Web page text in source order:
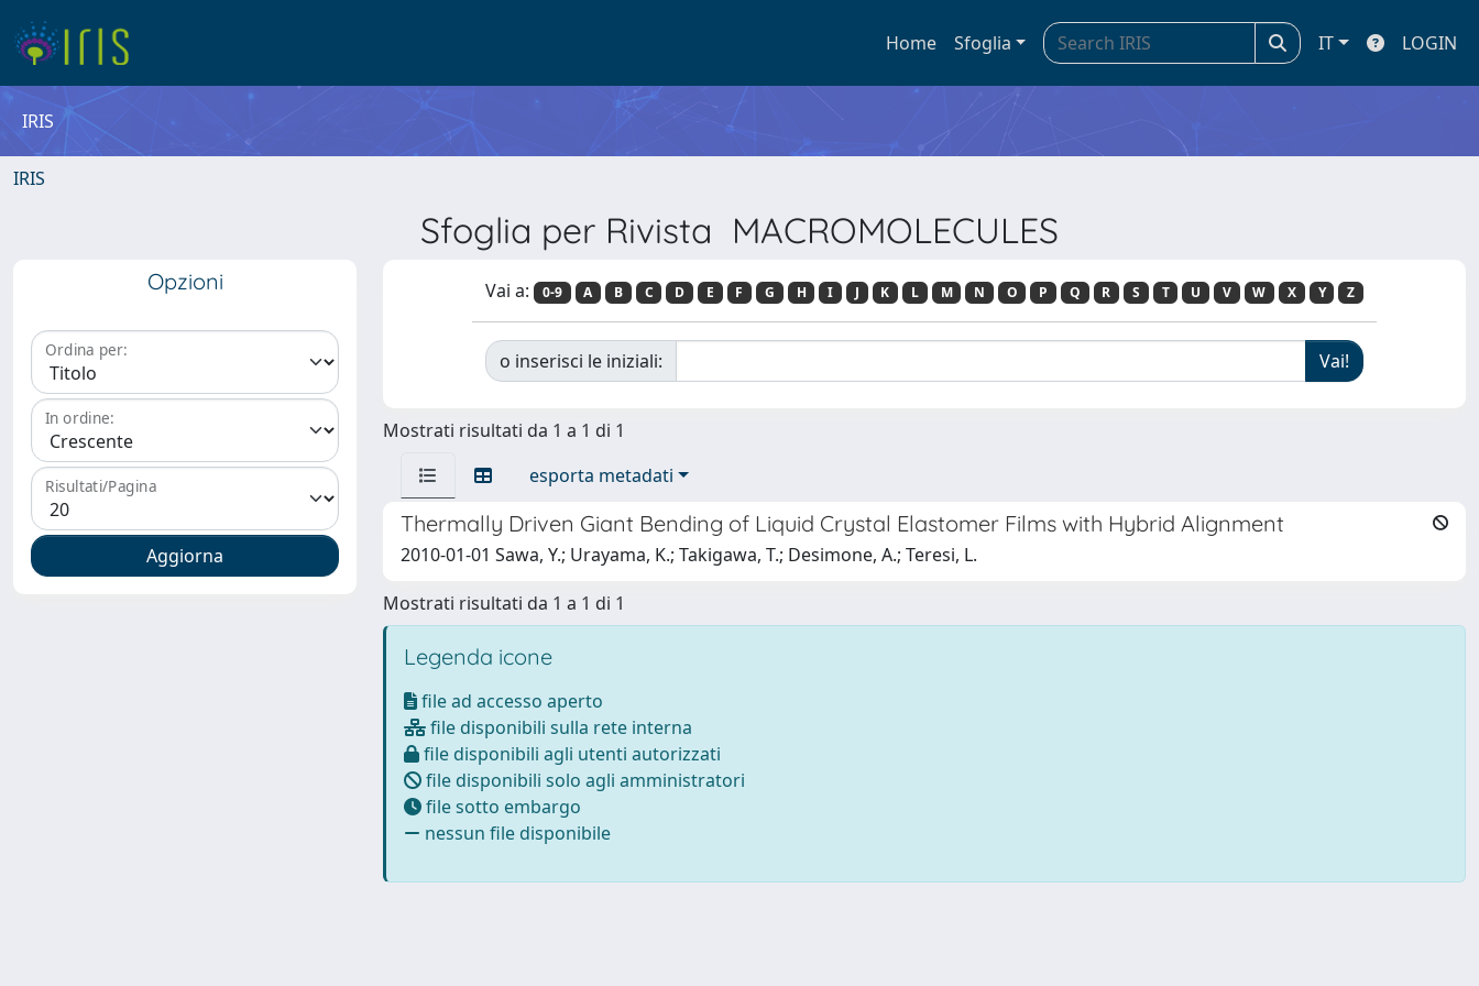
Home Sfoglia IT LOGIN
IRIS
IRIS
Sfoglia per Rivista MACROMOLECULES
Opzioni
Ordina per:
In ordine:
Risultati/Pagina
Vai a: 0-9 A B C D E F G H I J K L M N O P Q R S T U V W X Y Z
o inserisci le iniziali:
Mostrati risultati da 1 a 1 di 1
esporta metadati
Thermally Driven Giant Bending of Liquid Crystal Elastomer Films with Hybrid Alignment
2010-01-01 Sawa, Y.; Urayama, K.; Takigawa, T.; Desimone, A.; Teresi, L.
Mostrati risultati da 1 a 1 di 1
Legenda icone
file ad accesso aperto
file disponibili sulla rete interna
file disponibili agli utenti autorizzati
file disponibili solo agli amministratori
file sotto embargo
nessun file disponibile